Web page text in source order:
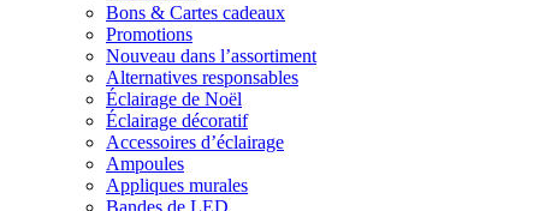
Bons & Cartes cadeaux
Promotions
Nouveau dans l’assortiment
Alternatives responsables
Éclairage de Noël
Éclairage décoratif
Accessoires d’éclairage
Ampoules
Appliques murales
Bandes de LED